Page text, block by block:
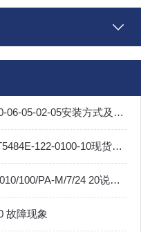
bently涡流传感器330103-00-06-05-02-05安装方式及行业应用
迈确METRIX振动传感器ST5484E-122-0100-10现货及技术资料
ATOS比例减压阀RZGA-A-010/100/PA-M/7/24 20说明书
故障现象